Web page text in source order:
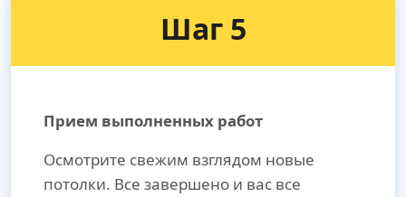
Шаг 5
Прием выполненных работ
Осмотрите свежим взглядом новые
потолки. Все завершено и вас все